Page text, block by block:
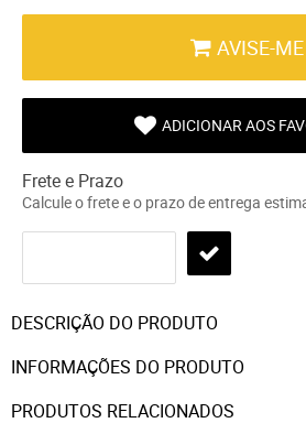
AVISE-ME
ADICIONAR AOS
Frete e Prazo
Calcule o frete e o prazo de entrega
DESCRIÇÃO DO PRODUTO
INFORMAÇÕES DO PRODUTO
PRODUTOS RELACIONADOS